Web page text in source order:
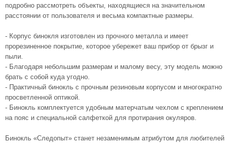
подробно рассмотреть объекты, находящиеся на значительном
расстоянии от пользователя и весьма компактные размеры.
- Корпус бинокля изготовлен из прочного металла и имеет
прорезиненное покрытие, которое убережет ваш прибор от брызг и
пыли.
- Благодаря небольшим размерам и малому весу, эту модель можно
брать с собой куда угодно.
- Практичный бинокль с прочным резиновым корпусом и многократно
просветленной оптикой.
- Бинокль комплектуется удобным матерчатым чехлом с креплением
на пояс и специальной салфеткой для протирания окуляров.
Бинокль «Следопыт» станет незаменимым атрибутом для любителей